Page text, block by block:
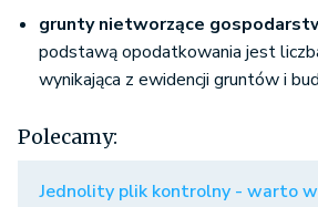
grunty nietworzące
podstawą opodatkowania jest
wynikająca z ewidencji gruntów i
Polecamy:
Jednolity plik kontrolny - warto